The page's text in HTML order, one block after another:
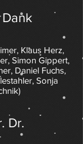
Klaus Herz,
Simon Gippert,
Daniel Fuchs,
Sonja
Dr.